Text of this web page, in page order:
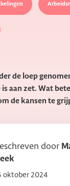
de loep
aan zet. Wat
de kansen te
door
oktober 2024